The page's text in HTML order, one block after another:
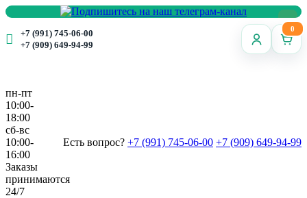
+7 (991) 745-06-00
+7 (909) 649-94-99
0
пн-пт
10:00-
18:00
сб-вс
10:00-
16:00
Заказы
принимаются
24/7
Есть вопрос? +7 (991) 745-06-00 +7 (909) 649-94-99